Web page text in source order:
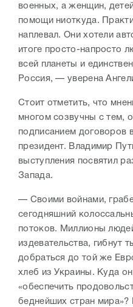
военных, а женщин,
помощи ниоткуда.
наплевал. Они хотели
итоге просто-напросто
всей планеты и
Россия, — уверена
Стоит отметить, что
многом созвучны с тем,
подписанием договоров
президент. Владимир
выступления посвятил
Запада.
— Своими войнами,
сегодняшний
потоков. Миллионы
издевательства, гибнут
добраться до той же
хлеб из Украины. Куда
«обеспечить
беднейших стран мира»?